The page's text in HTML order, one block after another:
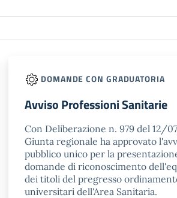
DOMANDE CON GRADUATORIA
Avviso Professioni Sanitarie
Con Deliberazione n. 979 del 12/
Giunta regionale ha approvato
pubblico unico per la
domande di riconoscimento
dei titoli del pregresso
universitari dell'Area Sanitaria.